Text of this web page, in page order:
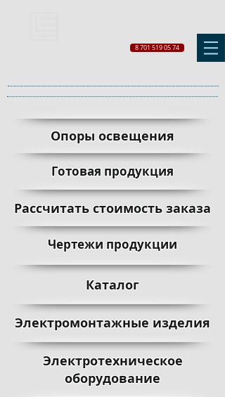
8 701 519 05 74
Опоры освещения
Готовая продукция
Рассчитать стоимость заказа
Чертежи продукции
Каталог
Электромонтажные изделия
Электротехническое
оборудование